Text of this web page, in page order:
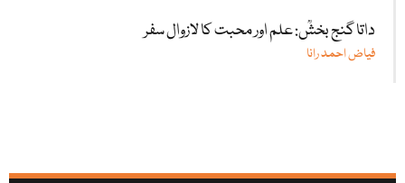
داتا گنج بخشؒ: علم اور محبت کا لازوال سفر
فیاض احمد رانا